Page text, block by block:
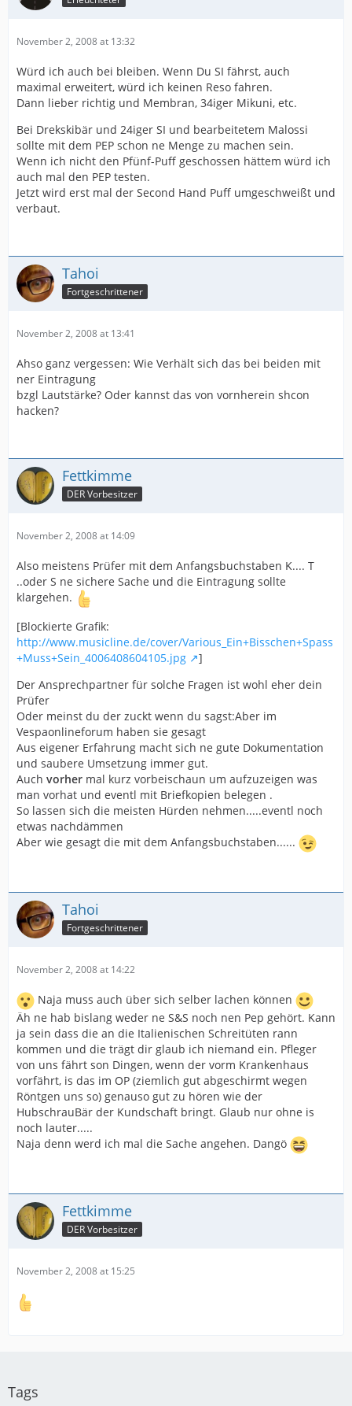
November 2, 2008 at 13:32
Würd ich auch bei bleiben. Wenn Du SI fährst, auch
maximal erweitert, würd ich keinen Reso fahren.
Dann lieber richtig und Membran, 34iger Mikuni, etc.
Bei Drekskibär und 24iger SI und bearbeitetem Malossi
sollte mit dem PEP schon ne Menge zu machen sein.
Wenn ich nicht den Pfünf-Puff geschossen hättem würd ich
auch mal den PEP testen.
Jetzt wird erst mal der Second Hand Puff umgeschweißt und
verbaut.
Tahoi
Fortgeschrittener
November 2, 2008 at 13:41
Ahso ganz vergessen: Wie Verhält sich das bei beiden mit
ner Eintragung
bzgl Lautstärke? Oder kannst das von vornherein shcon
hacken?
Fettkimme
DER Vorbesitzer
November 2, 2008 at 14:09
Also meistens Prüfer mit dem Anfangsbuchstaben K.... T
..oder S ne sichere Sache und die Eintragung sollte
klargehen.
[Blockierte Grafik:
http://www.musicline.de/cover/Various_Ein+Bisschen+Spass
+Muss+Sein_4006408604105.jpg
]
Der Ansprechpartner für solche Fragen ist wohl eher dein
Prüfer
Oder meinst du der zuckt wenn du sagst:Aber im
Vespaonlineforum haben sie gesagt
Aus eigener Erfahrung macht sich ne gute Dokumentation
und saubere Umsetzung immer gut.
Auch vorher mal kurz vorbeischaun um aufzuzeigen was
man vorhat und eventl mit Briefkopien belegen .
So lassen sich die meisten Hürden nehmen.....eventl noch
etwas nachdämmen
Aber wie gesagt die mit dem Anfangsbuchstaben......
Tahoi
Fortgeschrittener
November 2, 2008 at 14:22
Naja muss auch über sich selber lachen können
Äh ne hab bislang weder ne S&S noch nen Pep gehört. Kann
ja sein dass die an die Italienischen Schreitüten rann
kommen und die trägt dir glaub ich niemand ein. Pfleger
von uns fährt son Dingen, wenn der vorm Krankenhaus
vorfährt, is das im OP (ziemlich gut abgeschirmt wegen
Röntgen uns so) genauso gut zu hören wie der
HubschrauBär der Kundschaft bringt. Glaub nur ohne is
noch lauter.....
Naja denn werd ich mal die Sache angehen. Dangö
Fettkimme
DER Vorbesitzer
November 2, 2008 at 15:25
Tags